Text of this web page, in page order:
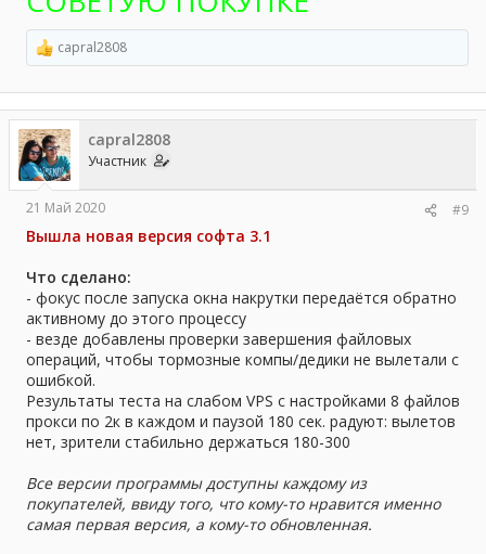
Р
е
а
к
ц
и
и
:
capral2808
capral2808
Участник
21 Май 2020 #9
Вышла новая версия софта 3.1
Что сделано:
- фокус после запуска окна накрутки передаётся обратно
активному до этого процессу
- везде добавлены проверки завершения файловых
операций, чтобы тормозные компы/дедики не вылетали с
ошибкой.
Результаты теста на слабом VPS с настройками 8 файлов
прокси по 2к в каждом и паузой 180 сек. радуют: вылетов
нет, зрители стабильно держаться 180-300
Все версии программы доступны каждому из
покупателей, ввиду того, что кому-то нравится именно
самая первая версия, а кому-то обновленная.